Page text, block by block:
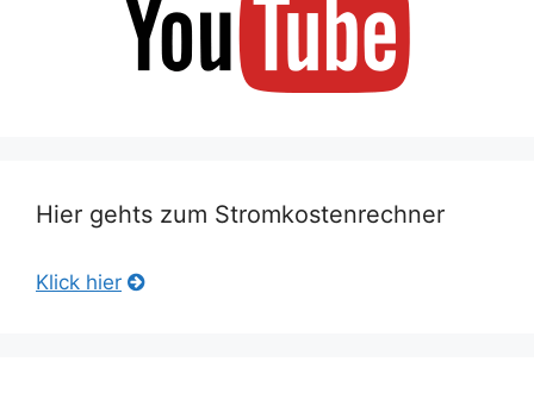
Hier gehts zum Stromkostenrechner
Klick hier